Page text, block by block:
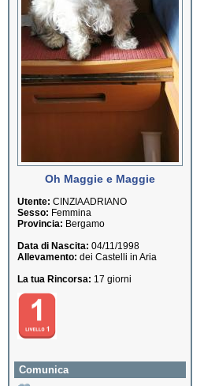
Oh Maggie e Maggie
Utente: CINZIAADRIANO
Sesso: Femmina
Provincia: Bergamo
Data di Nascita: 04/11/1998
Allevamento: dei Castelli in Aria
La tua Rincorsa: 17 giorni
Comunica